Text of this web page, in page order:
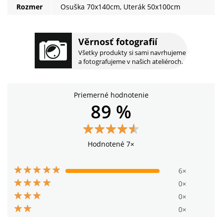
Věrnosť fotografií
Všetky produkty si sami navrhujeme
a fotografujeme v našich ateliéroch.
Rozmer Osuška 70x140cm, Uterák 50x100cm
Priemerné hodnotenie
89 %
Hodnotené 7×
6×
0×
0×
0×